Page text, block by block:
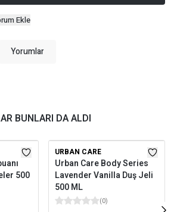
Ekle
Yorumlar
BUNLARI DA ALDI
500
URBAN CARE
Urban Care Body Series
Lavender Vanilla Duş Jeli
500 ML
(0)